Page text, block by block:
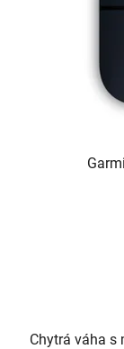
Chytrá váha s